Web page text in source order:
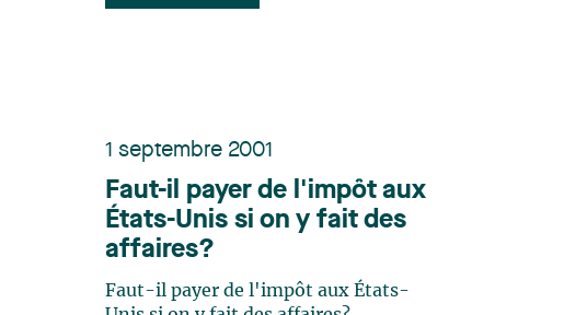
1 septembre 2001
Faut-il payer de l'impôt aux
États-Unis si on y fait des
affaires?
Faut-il payer de l'impôt aux États-